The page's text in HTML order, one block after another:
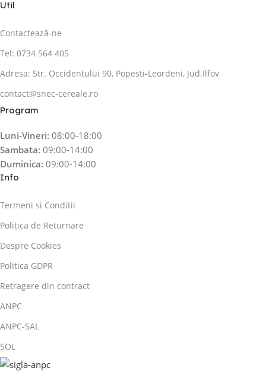
Util
Contactează-ne
Tel: 0734 564 405
Adresa: Str. Occidentului 90, Popesti-Leordeni, Jud.Ilfov
contact@snec-cereale.ro
Program
Luni-Vineri: 08:00-18:00
Sambata: 09:00-14:00
Duminica: 09:00-14:00
Info
Termeni si Conditii
Politica de Returnare
Despre Cookies
Politica GDPR
Retragere din contract
ANPC
ANPC-SAL
SOL